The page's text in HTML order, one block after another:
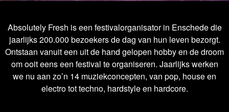
Absolutely Fresh is een festivalorganisator in Enschede die
jaarlijks 200.000 bezoekers de dag van hun leven bezorgt.
Ontstaan vanuit een uit de hand gelopen hobby en de droom
om ooit eens een festival te organiseren. Jaarlijks werken
we nu aan zo’n 14 muziekconcepten, van pop, house en
electro tot techno, hardstyle en hardcore.